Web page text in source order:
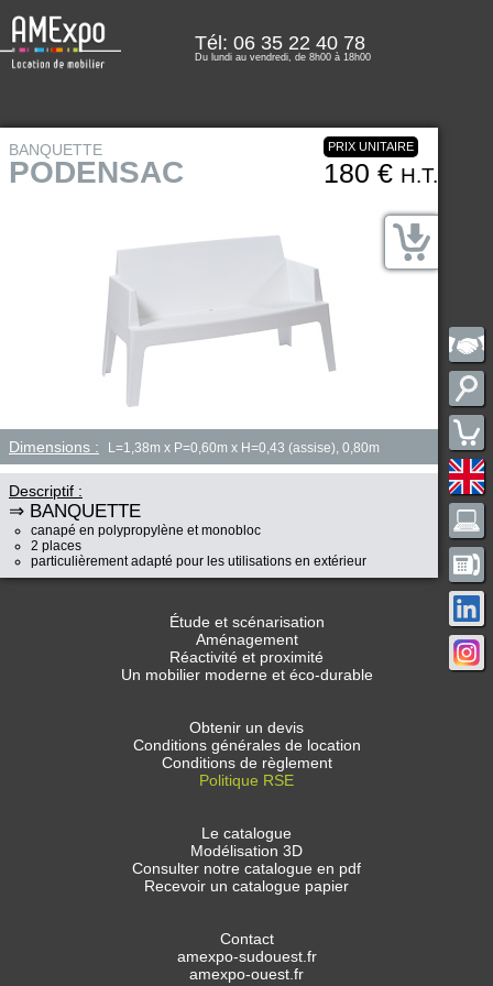
Tél: 06 35 22 40 78
Du lundi au vendredi, de 8h00 à 18h00
BANQUETTE
PODENSAC
PRIX UNITAIRE
180 € H.T.
Dimensions : L=1,38m x P=0,60m x H=0,43 (assise), 0,80m
Descriptif :
⇒ BANQUETTE
canapé en polypropylène et monobloc
2 places
particulièrement adapté pour les utilisations en extérieur
Étude et scénarisation
Aménagement
Réactivité et proximité
Un mobilier moderne et éco-durable
Obtenir un devis
Conditions générales de location
Conditions de règlement
Politique RSE
Le catalogue
Modélisation 3D
Consulter notre catalogue en pdf
Recevoir un catalogue papier
Contact
amexpo-sudouest.fr
amexpo-ouest.fr